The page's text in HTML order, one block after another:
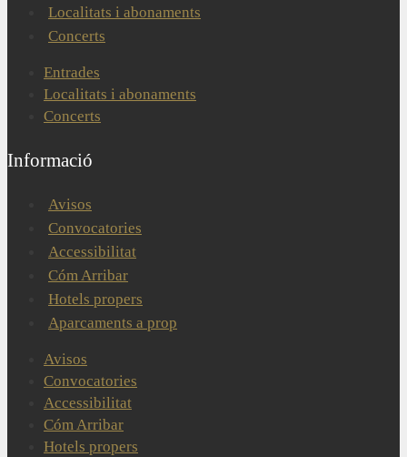
Localitats i abonaments
Concerts
Entrades
Localitats i abonaments
Concerts
Informació
Avisos
Convocatories
Accessibilitat
Cóm Arribar
Hotels propers
Aparcaments a prop
Avisos
Convocatories
Accessibilitat
Cóm Arribar
Hotels propers